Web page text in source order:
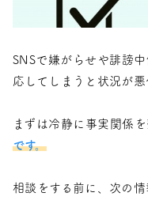
SNSで嫌がらせや誹謗
応してしまうと状況が悪
まずは冷静に事実関係
です。
相談をする前に、次の情